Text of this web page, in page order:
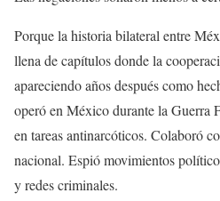
Porque la historia bilateral entre
llena de capítulos donde la
apareciendo años después como
operó en México durante la Guerra
en tareas antinarcóticos. Colaboró
nacional. Espió movimientos
y redes criminales.